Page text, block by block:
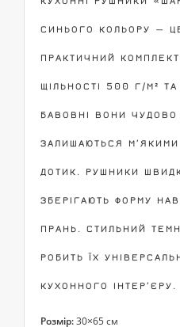
СИНЬОГО КОЛЬОРУ —
ПРАКТИЧНИЙ
ЩІЛЬНОСТІ 500 Г/М²
БАВОВНІ ВОНИ
ЗАЛИШАЮТЬСЯ
ДОТИК. РУШНИКИ
ЗБЕРІГАЮТЬ ФОРМУ
ПРАНЬ. СТИЛЬНИЙ
РОБИТЬ ЇХ
КУХОННОГО ІНТЕР’ЄРУ.
Розмір:30×65 см